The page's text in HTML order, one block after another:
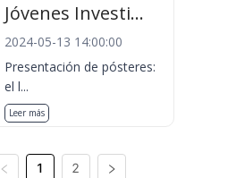
Jóvenes Investi...
2024-05-13 14:00:00
Presentación de pósteres:
el l...
Leer más
1 2